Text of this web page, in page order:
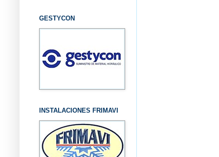
GESTYCON
INSTALACIONES FRIMAVI